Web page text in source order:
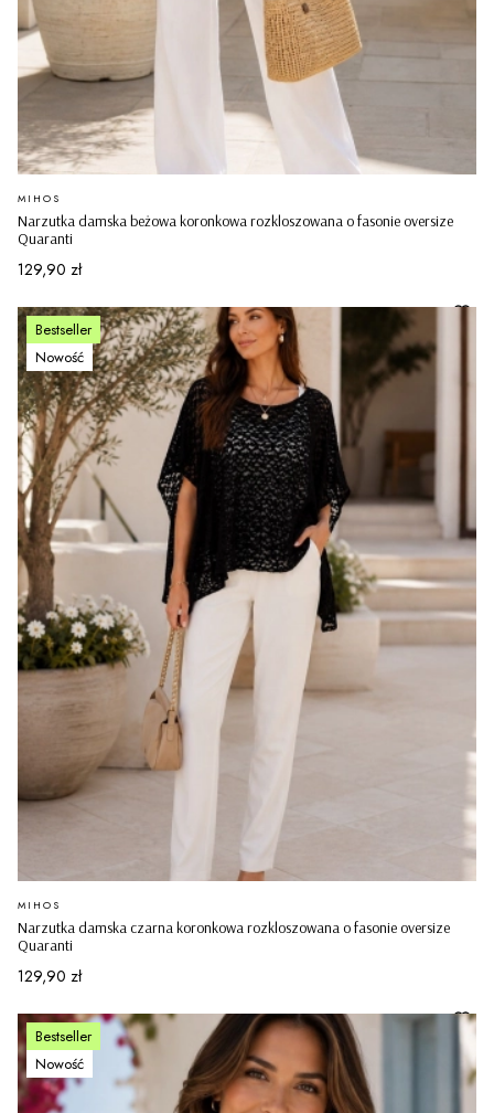
Narzutka damska beżowa koronkowa rozkloszowana o fasonie oversize
Quaranti
PRODUCENT
MIHOS
Cena
129,90 zł
Bestseller
Nowość
Narzutka damska czarna koronkowa rozkloszowana o fasonie oversize
Quaranti
PRODUCENT
MIHOS
Cena
129,90 zł
Bestseller
Nowość